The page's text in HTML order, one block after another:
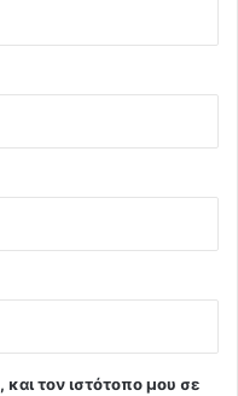
τον ιστότοπο μου σε